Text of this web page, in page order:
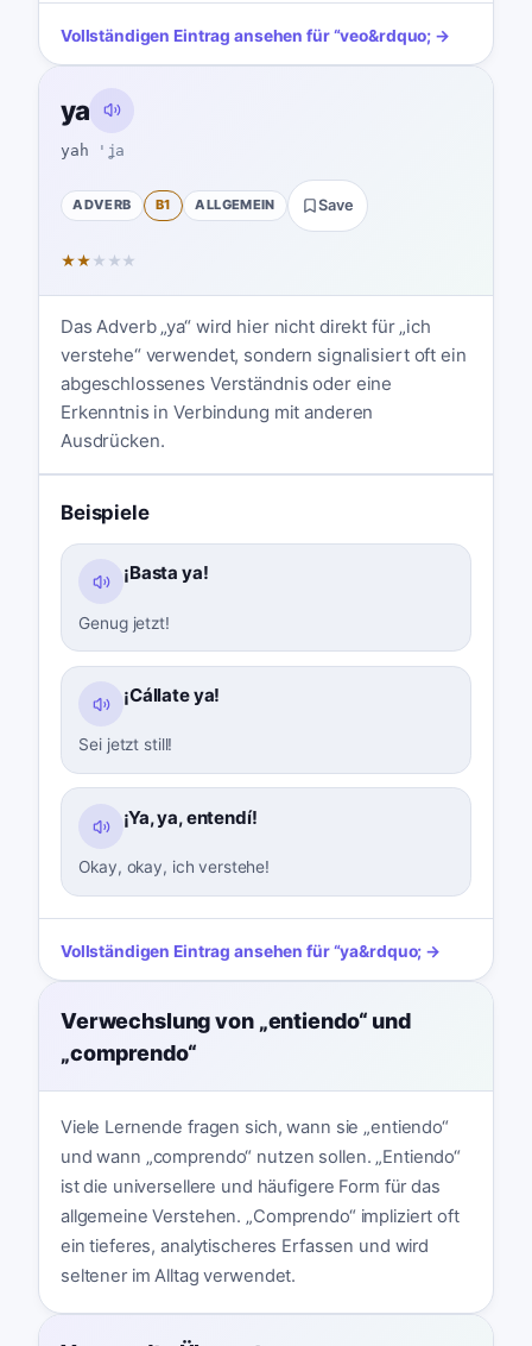
Vollständigen Eintrag ansehen für“veo&rdquo; →
ya
yah 'ʝa
ADVERB B1 ALLGEMEIN Save
★★ ★ ★ ★
Das Adverb „ya“ wird hier nicht direkt für „ich
verstehe“ verwendet, sondern signalisiert oft ein
abgeschlossenes Verständnis oder eine
Erkenntnis in Verbindung mit anderen
Ausdrücken.
Beispiele
¡Basta ya!
Genug jetzt!
¡Cállate ya!
Sei jetzt still!
¡Ya, ya, entendí!
Okay, okay, ich verstehe!
Vollständigen Eintrag ansehen für“ya&rdquo; →
Verwechslung von „entiendo“ und
„comprendo“
Viele Lernende fragen sich, wann sie „entiendo“
und wann „comprendo“ nutzen sollen. „Entiendo“
ist die universellere und häufigere Form für das
allgemeine Verstehen. „Comprendo“ impliziert oft
ein tieferes, analytischeres Erfassen und wird
seltener im Alltag verwendet.